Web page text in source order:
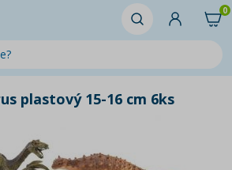
0
plastový 15-16 cm 6ks